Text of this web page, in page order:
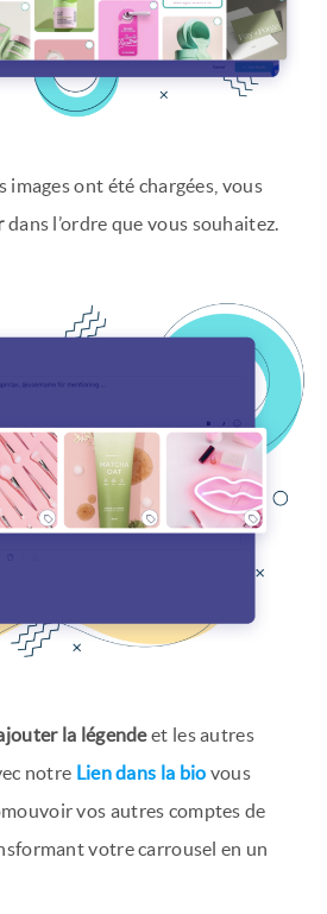
images ont été chargées, vous
dans l’ordre que vous souhaitez.
la légendeet les autres
notre Lien dans la bio vous
vos autres comptes de
votre carrousel en un